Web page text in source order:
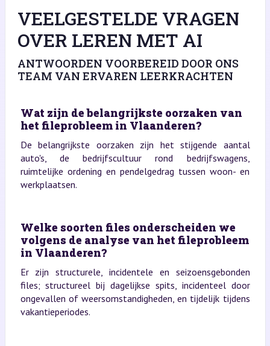
VEELGESTELDE VRAGEN
OVER LEREN MET AI
ANTWOORDEN VOORBEREID DOOR ONS
TEAM VAN ERVAREN LEERKRACHTEN
Wat zijn de belangrijkste oorzaken van
het fileprobleem in Vlaanderen?
De belangrijkste oorzaken zijn het stijgende aantal
auto's, de bedrijfscultuur rond bedrijfswagens,
ruimtelijke ordening en pendelgedrag tussen woon- en
werkplaatsen.
Welke soorten files onderscheiden we
volgens de analyse van het fileprobleem
in Vlaanderen?
Er zijn structurele, incidentele en seizoensgebonden
files; structureel bij dagelijkse spits, incidenteel door
ongevallen of weersomstandigheden, en tijdelijk tijdens
vakantieperiodes.